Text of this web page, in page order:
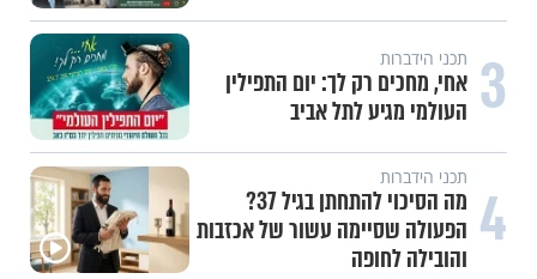
3 תכני הידברות
אחי, מחכים רק לך: יום התפילין
העולמי מגיע לתל אביב
4 תכני הידברות
מה הסיכוי להתחתן בגיל 37?
הפעולה שסיימה עשור של אכזבות
והובילה לחופה